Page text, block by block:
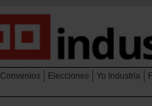
Convenios Elecciones Yo Industria